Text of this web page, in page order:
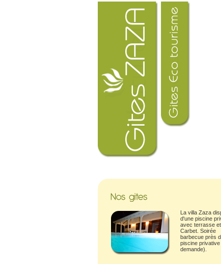
La villa Zaza
d'une piscine
avec terrasse et
Carbet. Soirée
barbecue près
piscine
demande).